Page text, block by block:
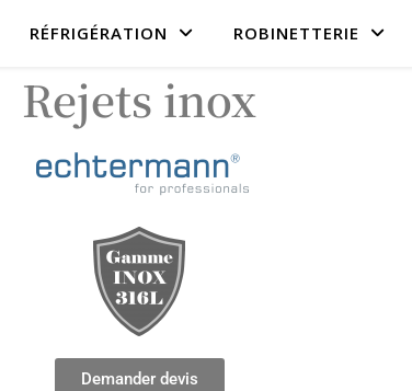
RÉFRIGÉRATION ROBINETTERIE
Rejets inox
Demander devis